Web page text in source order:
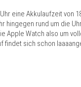
eine Akkulaufzeit von
hingegen rund um die
Apple Watch also um
findet sich schon